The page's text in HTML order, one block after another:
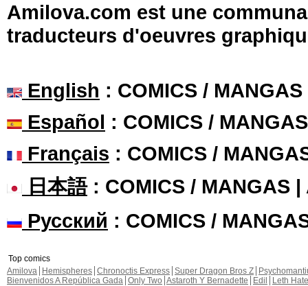
Amilova.com est une
traducteurs d'oeuvres
English : COMICS /
Español : COMICS /
Français : COMICS /
日本語: COMICS / MANGAS |
Русский : COMICS /
Top comics
Amilova
Hemispheres Chronoctis Express Super Dragon Bros Z
Bienvenidos A República Gada Only Two Astaroth Y Bernadette Edil
Leth Hate